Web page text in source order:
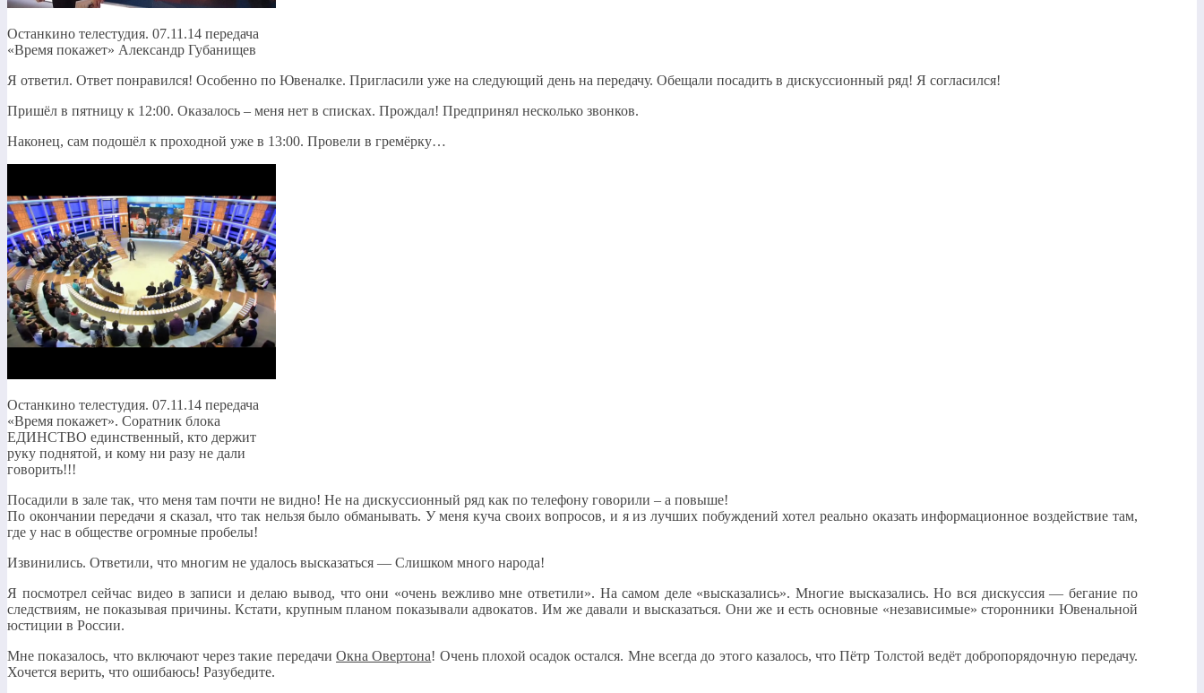
Останкино телестудия. 07.11.14 передача
«Время покажет» Александр Губанищев
Я ответил. Ответ понравился! Особенно по Ювеналке. Пригласили уже на следующий день на передачу. Обещали посадить в дискуссионный ряд! Я согласился!
Пришёл в пятницу к 12:00. Оказалось – меня нет в списках. Прождал! Предпринял несколько звонков.
Наконец, сам подошёл к проходной уже в 13:00. Провели в гремёрку…
Останкино телестудия. 07.11.14 передача
«Время покажет». Соратник блока
ЕДИНСТВО единственный, кто держит
руку поднятой, и кому ни разу не дали
говорить!!!
Посадили в зале так, что меня там почти не видно! Не на дискуссионный ряд как по телефону говорили – а повыше!
По окончании передачи я сказал, что так нельзя было обманывать. У меня куча своих вопросов, и я из лучших побуждений хотел реально оказать информационное воздействие там,
где у нас в обществе огромные пробелы!
Извинились. Ответили, что многим не удалось высказаться — Слишком много народа!
Я посмотрел сейчас видео в записи и делаю вывод, что они «очень вежливо мне ответили». На самом деле «высказались». Многие высказались. Но вся дискуссия — бегание по
следствиям, не показывая причины. Кстати, крупным планом показывали адвокатов. Им же давали и высказаться. Они же и есть основные «независимые» сторонники Ювенальной
юстиции в России.
Мне показалось, что включают через такие передачиОкна Овертона! Очень плохой осадок остался. Мне всегда до этого казалось, что Пётр Толстой ведёт добропорядочную передачу.
Хочется верить, что ошибаюсь! Разубедите.